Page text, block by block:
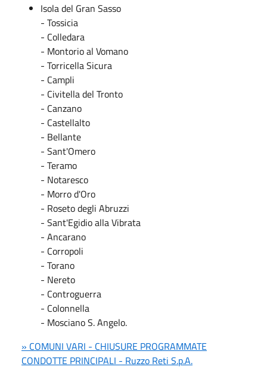
Isola del Gran Sasso
- Tossicia
- Colledara
- Montorio al Vomano
- Torricella Sicura
- Campli
- Civitella del Tronto
- Canzano
- Castellalto
- Bellante
- Sant'Omero
- Teramo
- Notaresco
- Morro d'Oro
- Roseto degli Abruzzi
- Sant'Egidio alla Vibrata
- Ancarano
- Corropoli
- Torano
- Nereto
- Controguerra
- Colonnella
- Mosciano S. Angelo.
» COMUNI VARI - CHIUSURE PROGRAMMATE
CONDOTTE PRINCIPALI - Ruzzo Reti S.p.A.